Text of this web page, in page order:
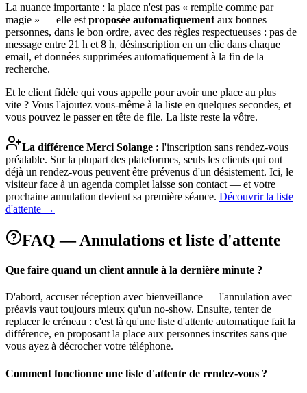
La nuance importante : la place n'est pas « remplie comme par
magie » — elle est proposée automatiquement aux bonnes
personnes, dans le bon ordre, avec des règles respectueuses : pas de
message entre 21 h et 8 h, désinscription en un clic dans chaque
email, et données supprimées automatiquement à la fin de la
recherche.
Et le client fidèle qui vous appelle pour avoir une place au plus
vite ? Vous l'ajoutez vous-même à la liste en quelques secondes, et
vous pouvez le passer en tête de file. La liste reste la vôtre.
La différence Merci Solange : l'inscription sans rendez-vous
préalable. Sur la plupart des plateformes, seuls les clients qui ont
déjà un rendez-vous peuvent être prévenus d'un désistement. Ici, le
visiteur face à un agenda complet laisse son contact — et votre
prochaine annulation devient sa première séance. Découvrir la liste
d'attente →
FAQ — Annulations et liste d'attente
Que faire quand un client annule à la dernière minute ?
D'abord, accuser réception avec bienveillance — l'annulation avec
préavis vaut toujours mieux qu'un no-show. Ensuite, tenter de
replacer le créneau : c'est là qu'une liste d'attente automatique fait la
différence, en proposant la place aux personnes inscrites sans que
vous ayez à décrocher votre téléphone.
Comment fonctionne une liste d'attente de rendez-vous ?